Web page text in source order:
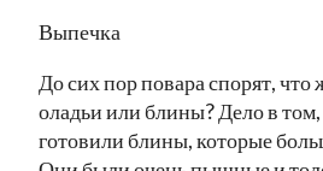
Выпечка
До сих пор повара спорят,
оладьи или блины? Дело в
готовили блины, которые